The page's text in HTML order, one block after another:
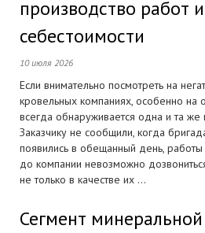
производство работ
себестоимости
10 июля 2026
Если внимательно посмотреть на
кровельных компаниях, особенно на
всегда обнаруживается одна и та
Заказчику не сообщили, когда
появились в обещанный день, работы
до компании невозможно
не только в качестве их ...
Сегмент